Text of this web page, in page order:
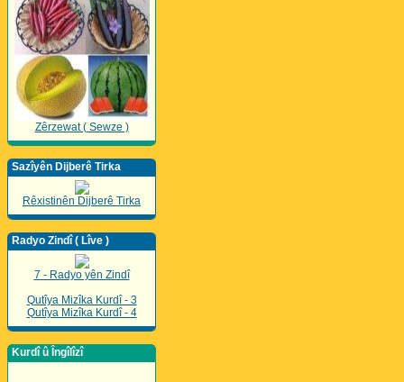
Zêrzewat ( Sewze )
Sazîyên Dijberê Tirka
Rêxistinên Dijberê Tirka
Radyo Zindî ( Lîve )
7 - Radyo yên Zindî
Qutîya Mizîka Kurdî - 3
Qutîya Mizîka Kurdî - 4
Kurdî û Îngîlîzî